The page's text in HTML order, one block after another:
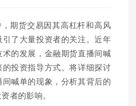
期货交易因其高杠杆和高风
了大量投资者的关注。近年
的发展，金融期货直播间喊
投资指导方式。将详细探讨
喊单的现象，分析其背后的
者的影响。